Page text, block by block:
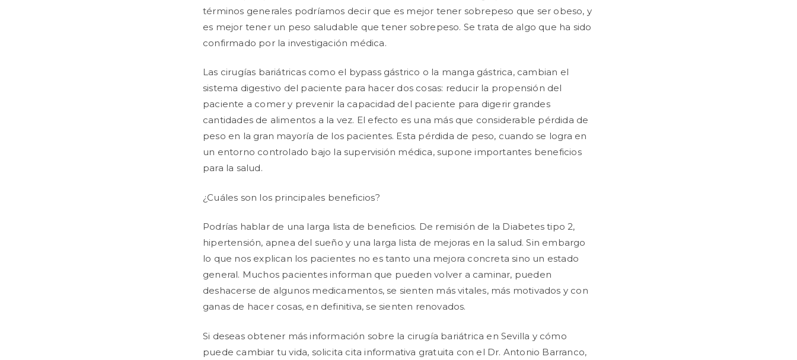
términos generales podríamos decir que es mejor tener sobrepeso que ser obeso, y
es mejor tener un peso saludable que tener sobrepeso. Se trata de algo que ha sido
confirmado por la investigación médica.
Las cirugías bariátricas como el bypass gástrico o la manga gástrica, cambian el
sistema digestivo del paciente para hacer dos cosas: reducir la propensión del
paciente a comer y prevenir la capacidad del paciente para digerir grandes
cantidades de alimentos a la vez. El efecto es una más que considerable pérdida de
peso en la gran mayoría de los pacientes. Esta pérdida de peso, cuando se logra en
un entorno controlado bajo la supervisión médica, supone importantes beneficios
para la salud.
¿Cuáles son los principales beneficios?
Podrías hablar de una larga lista de beneficios. De remisión de la Diabetes tipo 2,
hipertensión, apnea del sueño y una larga lista de mejoras en la salud. Sin embargo
lo que nos explican los pacientes no es tanto una mejora concreta sino un estado
general. Muchos pacientes informan que pueden volver a caminar, pueden
deshacerse de algunos medicamentos, se sienten más vitales, más motivados y con
ganas de hacer cosas, en definitiva, se sienten renovados.
Si deseas obtener más información sobre la cirugía bariátrica en Sevilla y cómo
puede cambiar tu vida, solicita cita informativa gratuita con el Dr. Antonio Barranco,